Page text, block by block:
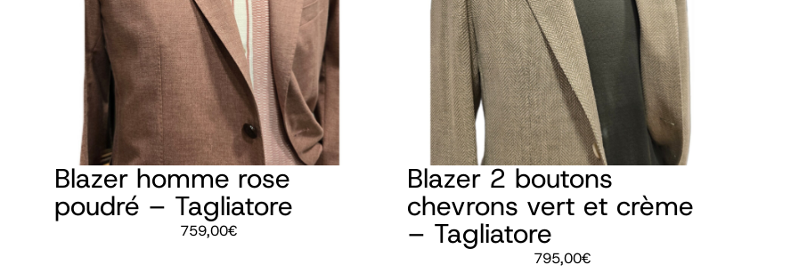
Blazer homme rose
poudré – Tagliatore
759,00€
Blazer 2 boutons
chevrons vert et crème
– Tagliatore
795,00€